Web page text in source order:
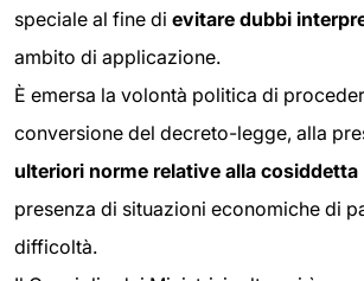
speciale al fine di evitare dubbi
ambito di applicazione.
È emersa la volontà politica di
conversione del decreto-legge, alla
ulteriori norme relative alla
presenza di situazioni economiche di
difficoltà.